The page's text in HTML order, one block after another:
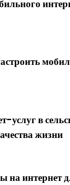
услуг в
жизни
на интернет